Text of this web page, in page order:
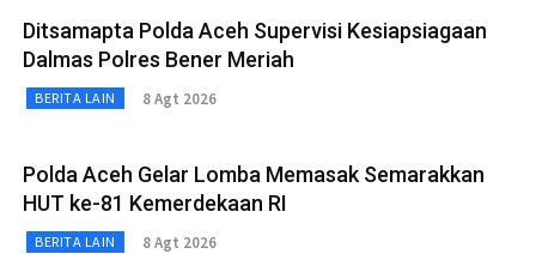
Ditsamapta Polda Aceh Supervisi Kesiapsiagaan
Dalmas Polres Bener Meriah
BERITA LAIN 8 Agt 2026
Polda Aceh Gelar Lomba Memasak Semarakkan
HUT ke-81 Kemerdekaan RI
BERITA LAIN 8 Agt 2026